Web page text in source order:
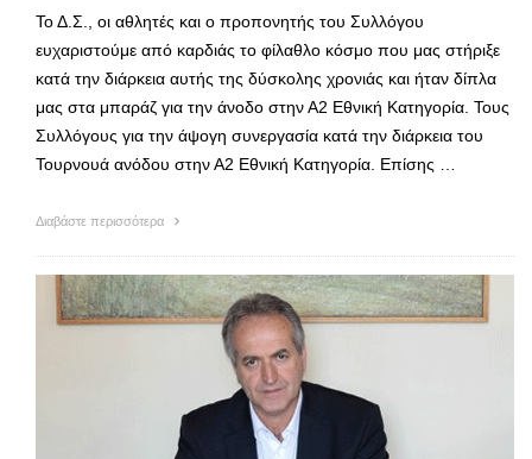
Το Δ.Σ., οι αθλητές και ο προπονητής του Συλλόγου
ευχαριστούμε από καρδιάς το φίλαθλο κόσμο που μας στήριξε
κατά την διάρκεια αυτής της δύσκολης χρονιάς και ήταν δίπλα
μας στα μπαράζ για την άνοδο στην Α2 Εθνική Κατηγορία. Τους
Συλλόγους για την άψογη συνεργασία κατά την διάρκεια του
Τουρνουά ανόδου στην Α2 Εθνική Κατηγορία. Επίσης …
Διαβάστε περισσότερα